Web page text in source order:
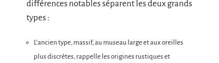
différences notables séparent les deux grands
types :
L’ancien type, massif, au museau large et aux oreilles
plus discrètes, rappelle les origines rustiques et